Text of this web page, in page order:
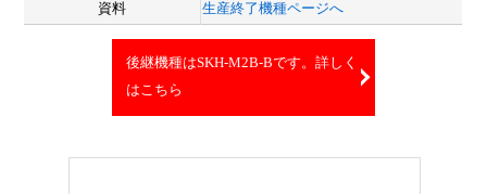
資料
生産終了機種ページへ
後継機種はSKH-M2B-Bです。詳しく
はこちら